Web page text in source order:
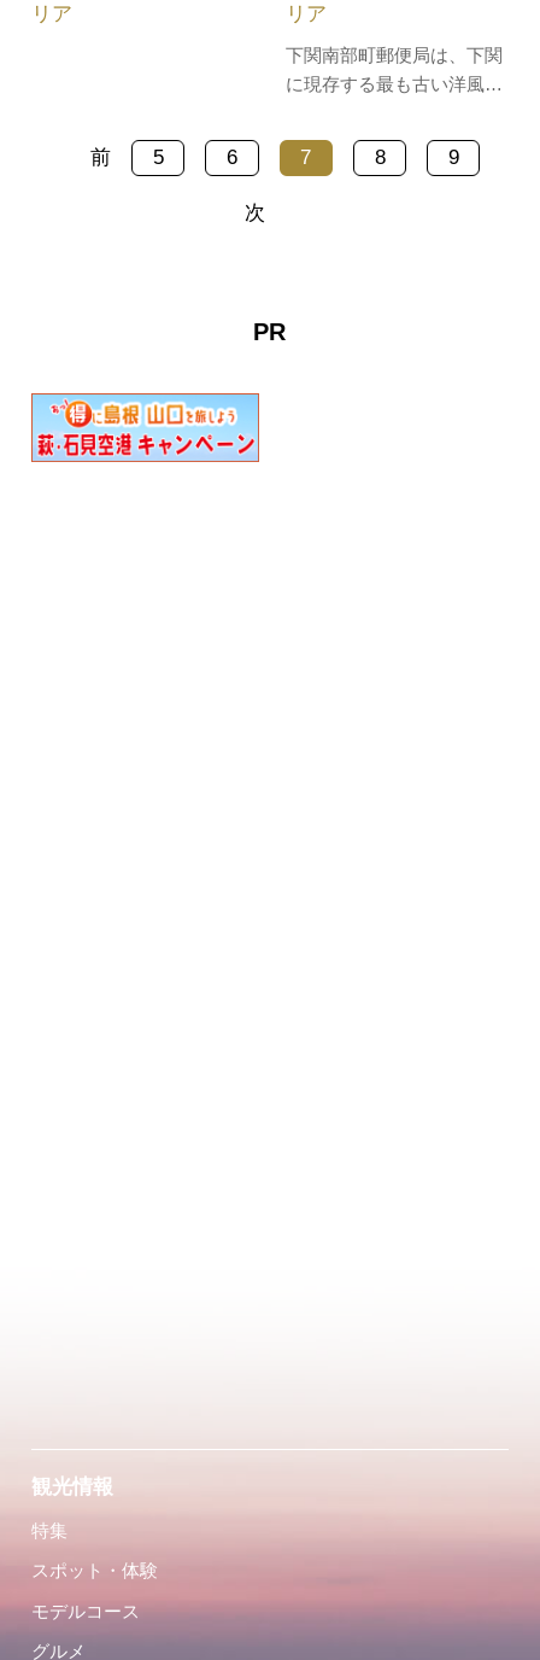
ク遊具などを…
リア
下関南部町郵便局は、下関
に現存する最も古い洋風建
に赤間関郵便局（当時）が
電信局を統合し、新築移転
お現役の郵…
リア
前 5 6 7 8 9
次
観光情報
特集
スポット・体験
モデルコース
グルメ
PR